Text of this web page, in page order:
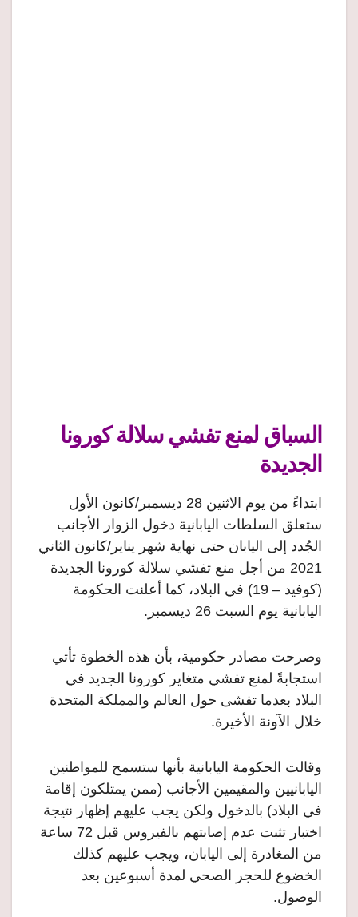
السباق لمنع تفشي سلالة كورونا
الجديدة
ابتداءً من يوم الاثنين 28 ديسمبر/كانون الأول
ستعلق السلطات اليابانية دخول الزوار الأجانب
الجُدد إلى اليابان حتى نهاية شهر يناير/كانون الثاني
2021 من أجل منع تفشي سلالة كورونا الجديدة
(كوفيد – 19) في البلاد، كما أعلنت الحكومة
اليابانية يوم السبت 26 ديسمبر.
وصرحت مصادر حكومية، بأن هذه الخطوة تأتي
استجابةً لمنع تفشي متغاير كورونا الجديد في
البلاد بعدما تفشى حول العالم والمملكة المتحدة
خلال الآونة الأخيرة.
وقالت الحكومة اليابانية بأنها ستسمح للمواطنين
اليابانيين والمقيمين الأجانب (ممن يمتلكون إقامة
في البلاد) بالدخول ولكن يجب عليهم إظهار نتيجة
اختبار تثبت عدم إصابتهم بالفيروس قبل 72 ساعة
من المغادرة إلى اليابان، ويجب عليهم كذلك
الخضوع للحجر الصحي لمدة أسبوعين بعد
الوصول.